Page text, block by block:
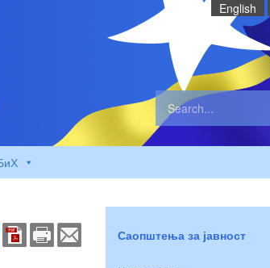
English
Саопштења за јавност